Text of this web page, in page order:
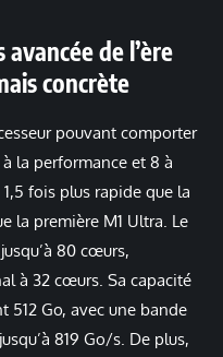
de l’ère
concrète
pouvant comporter
la performance et 8 à
1,5 fois plus rapide que la
la première M1 Ultra. Le
80 cœurs,
à 32 cœurs. Sa capacité
Go, avec une bande
819 Go/s. De plus,